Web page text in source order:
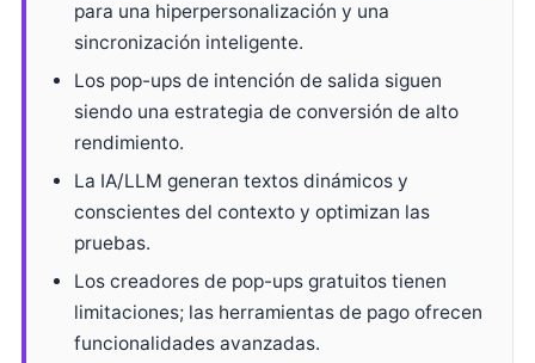
para una hiperpersonalización y una
sincronización inteligente.
Los pop-ups de intención de salida siguen
siendo una estrategia de conversión de alto
rendimiento.
La IA/LLM generan textos dinámicos y
conscientes del contexto y optimizan las
pruebas.
Los creadores de pop-ups gratuitos tienen
limitaciones; las herramientas de pago ofrecen
funcionalidades avanzadas.